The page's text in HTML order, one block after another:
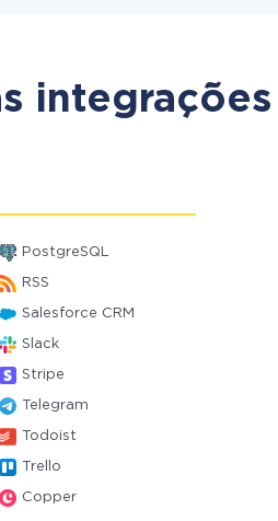
PostgreSQL
RSS
Salesforce CRM
Slack
Stripe
Telegram
Todoist
Trello
Copper